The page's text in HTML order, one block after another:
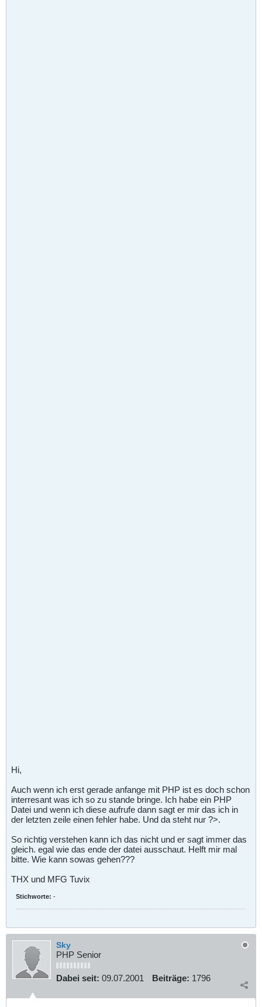
Hi,
Auch wenn ich erst gerade anfange mit PHP ist es doch schon
interresant was ich so zu stande bringe. Ich habe ein PHP
Datei und wenn ich diese aufrufe dann sagt er mir das ich in
der letzten zeile einen fehler habe. Und da steht nur ?>.
So richtig verstehen kann ich das nicht und er sagt immer das
gleich. egal wie das ende der datei ausschaut. Helft mir mal
bitte. Wie kann sowas gehen???
THX und MFG Tuvix
Stichworte: -
Sky
PHP Senior
Dabei seit: 09.07.2001 Beiträge: 1796